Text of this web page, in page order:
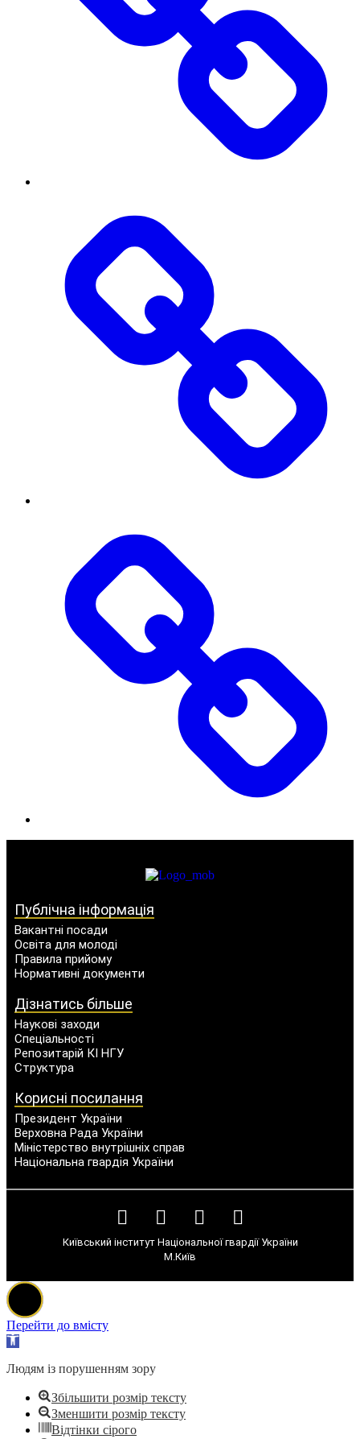
Публічна інформація
Вакантні посади
Освіта для молоді
Правила прийому
Нормативні документи
Дізнатись більше
Наукові заходи
Спеціальності
Репозитарій КІ НГУ
Структура
Корисні посилання
Президент України
Верховна Рада України
Міністерство внутрішніх справ
Національна гвардія України
Київський інститут Національної гвардії України
М.Київ
Перейти до вмісту
Відкрити
інструментів
Людям із порушенням зору
Збільшити розмір тексту
Зменшити розмір тексту
Відтінки сірого